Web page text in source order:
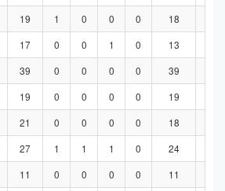
19 1 0 0 0 18
17 0 0 1 0 13
39 0 0 0 0 39
19 0 0 0 0 19
21 0 0 0 0 18
27 1 1 1 0 24
11 0 0 0 0 11